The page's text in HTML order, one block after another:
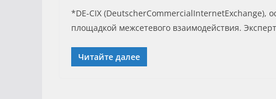
*DE-CIX (DeutscherCommercialInternetExchange),
площадкой межсетевого взаимодействия.
Читайте далее